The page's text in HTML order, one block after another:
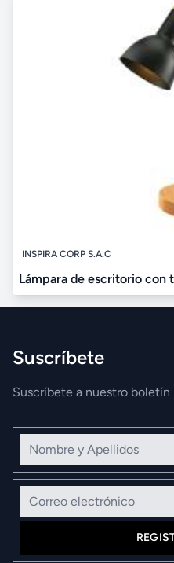
INSPIRA CORP S.A.C
Lámpara de escritorio con
Suscríbete
Suscríbete a nuestro
Nombre y Apellidos
Correo electrónico